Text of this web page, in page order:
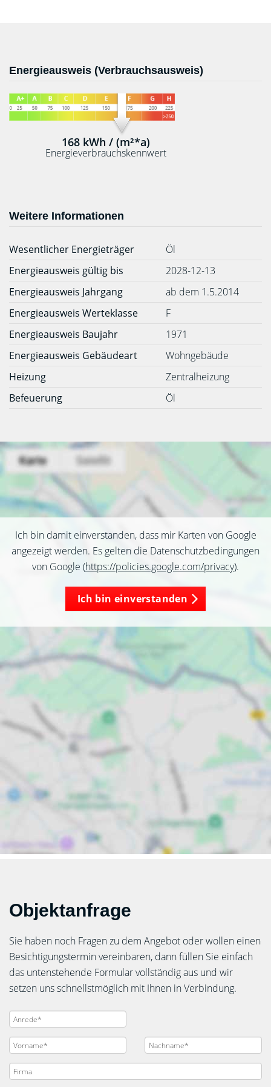
Energieausweis (Verbrauchsausweis)
168 kWh / (m²*a)
Energieverbrauchskennwert
Weitere Informationen
Wesentlicher Energieträger
Öl
Energieausweis gültig bis
2028-12-13
Energieausweis Jahrgang
ab dem 1.5.2014
Energieausweis Werteklasse
F
Energieausweis Baujahr
1971
Energieausweis Gebäudeart
Wohngebäude
Heizung
Zentralheizung
Befeuerung
Öl
Ich bin damit einverstanden, dass mir Karten von Google
angezeigt werden. Es gelten die Datenschutzbedingungen
von Google (https://policies.google.com/privacy).
Ich bin einverstanden
Objektanfrage
Sie haben noch Fragen zu dem Angebot oder wollen einen
Besichtigungstermin vereinbaren, dann füllen Sie einfach
das untenstehende Formular vollständig aus und wir
setzen uns schnellstmöglich mit Ihnen in Verbindung.